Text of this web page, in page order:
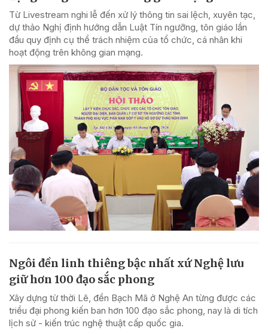
Từ Livestream nghi lễ đến xử lý thông tin sai lệch, xuyên tạc,
dự thảo Nghị định hướng dẫn Luật Tín ngưỡng, tôn giáo lần
đầu quy định cụ thể trách nhiệm của tổ chức, cá nhân khi
hoạt động trên không gian mạng.
Ngôi đền linh thiêng bậc nhất xứ Nghệ lưu
giữ hơn 100 đạo sắc phong
Xây dựng từ thời Lê, đền Bạch Mã ở Nghệ An từng được các
triều đại phong kiến ban hơn 100 đạo sắc phong, nay là di tích
lịch sử - kiến trúc nghệ thuật cấp quốc gia.